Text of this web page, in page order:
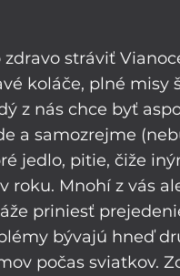
zdravo stráviť
koláče, plné misy
z nás chce byť
a samozrejme
jedlo, pitie, čiže
roku. Mnohí z vás
priniesť
bývajú hneď
počas sviatkov.